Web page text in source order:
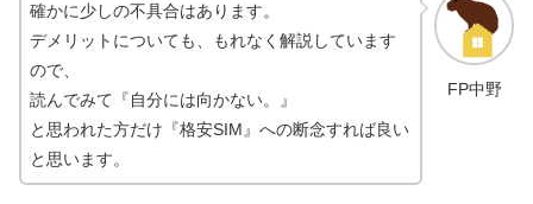
FP中野
確かに少しの不具合はあります。
デメリットについても、もれなく解説しています
ので、
読んでみて『自分には向かない。』
と思われた方だけ『格安SIM』への断念すれば良い
と思います。